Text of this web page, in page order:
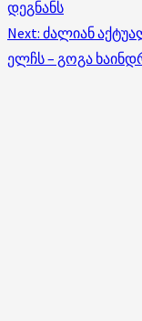
დეგნანს
Next: ძალიან
ელჩს – გოგა